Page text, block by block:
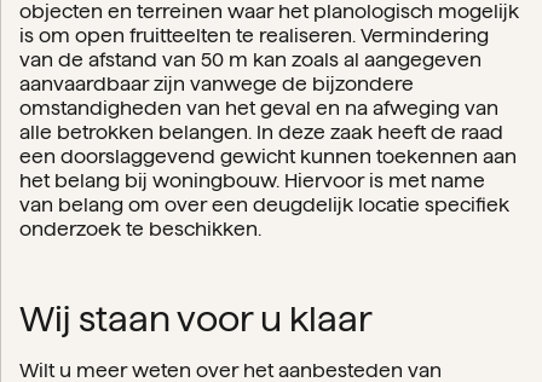
objecten en terreinen waar het planologisch mogelijk
is om open fruitteelten te realiseren. Vermindering
van de afstand van 50 m kan zoals al aangegeven
aanvaardbaar zijn vanwege de bijzondere
omstandigheden van het geval en na afweging van
alle betrokken belangen. In deze zaak heeft de raad
een doorslaggevend gewicht kunnen toekennen aan
het belang bij woningbouw. Hiervoor is met name
van belang om over een deugdelijk locatie specifiek
onderzoek te beschikken.
Wij staan voor u klaar
Wilt u meer weten over het aanbesteden van